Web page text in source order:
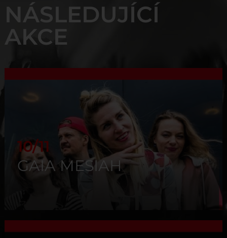
NÁSLEDUJÍCÍ
AKCE
10/11
GAIA MESIAH